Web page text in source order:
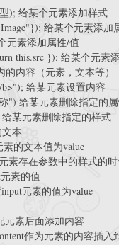
); 给某个元素添加样式
给某个元素添加
元素添加属性/值
this.src }); 给某个元素
内容（元素，文本等）
给某元素设置内容
") 给某元素删除指定的
给某元素删除指定的样式
本
的文本值为value
素存在参数中的样式的
素的值
元素的值为value
元素后面添加内容
作为元素的内容插入